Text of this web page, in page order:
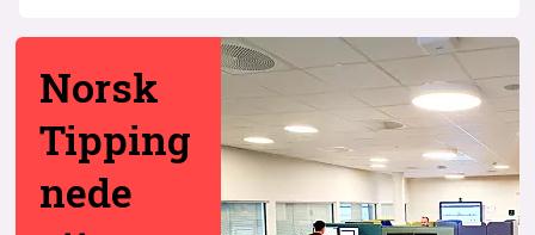
Norsk
Tipping
nede